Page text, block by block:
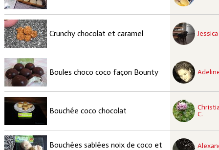
Crunchy chocolat et caramel Jessica
recette à tester
Boules choco coco façon Bounty
recette à tester
Bouchée coco chocolat
C.
recette à tester
Bouchées sablées noix de coco et
recette à tester